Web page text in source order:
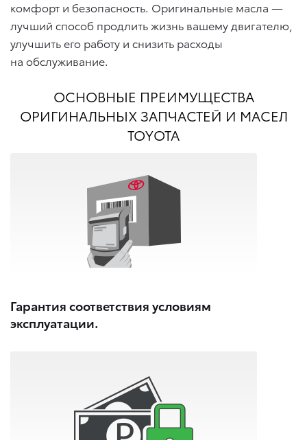
комфорт и безопасность. Оригинальные масла —
лучший способ продлить жизнь вашему двигателю,
улучшить его работу и снизить расходы
на обслуживание.
ОСНОВНЫЕ ПРЕИМУЩЕСТВА
ОРИГИНАЛЬНЫХ ЗАПЧАСТЕЙ И МАСЕЛ
TOYOTA
Гарантия соответствия условиям
эксплуатации.